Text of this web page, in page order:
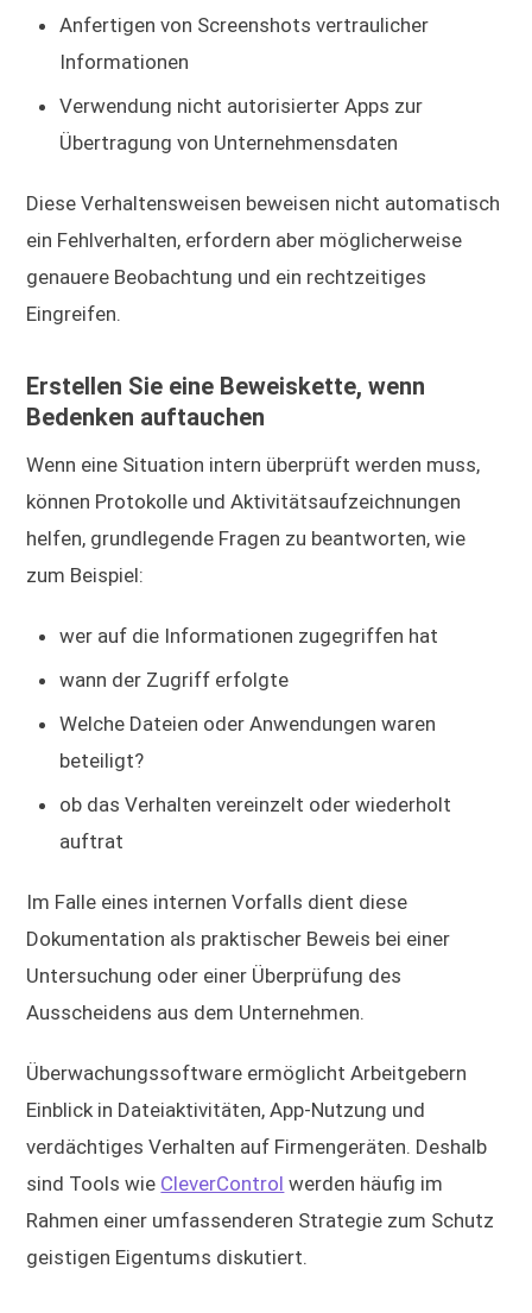
Anfertigen von Screenshots vertraulicher
Informationen
Verwendung nicht autorisierter Apps zur
Übertragung von Unternehmensdaten
Diese Verhaltensweisen beweisen nicht automatisch
ein Fehlverhalten, erfordern aber möglicherweise
genauere Beobachtung und ein rechtzeitiges
Eingreifen.
Erstellen Sie eine Beweiskette, wenn
Bedenken auftauchen
Wenn eine Situation intern überprüft werden muss,
können Protokolle und Aktivitätsaufzeichnungen
helfen, grundlegende Fragen zu beantworten, wie
zum Beispiel:
wer auf die Informationen zugegriffen hat
wann der Zugriff erfolgte
Welche Dateien oder Anwendungen waren
beteiligt?
ob das Verhalten vereinzelt oder wiederholt
auftrat
Im Falle eines internen Vorfalls dient diese
Dokumentation als praktischer Beweis bei einer
Untersuchung oder einer Überprüfung des
Ausscheidens aus dem Unternehmen.
Überwachungssoftware ermöglicht Arbeitgebern
Einblick in Dateiaktivitäten, App-Nutzung und
verdächtiges Verhalten auf Firmengeräten. Deshalb
sind Tools wie CleverControl werden häufig im
Rahmen einer umfassenderen Strategie zum Schutz
geistigen Eigentums diskutiert.